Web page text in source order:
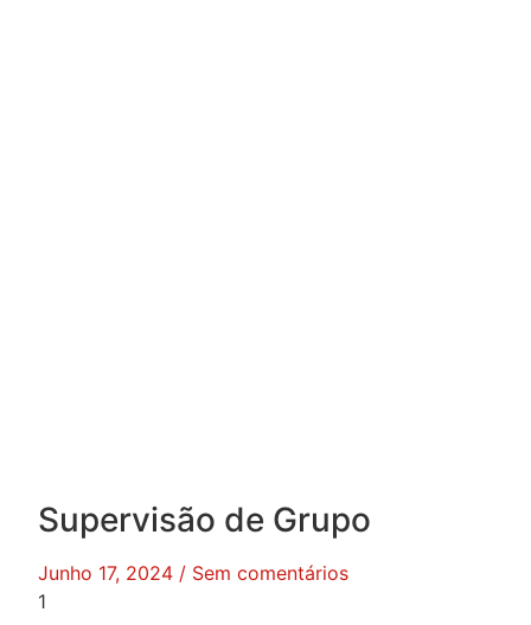
Supervisão de Grupo
Junho 17, 2024 Sem comentários